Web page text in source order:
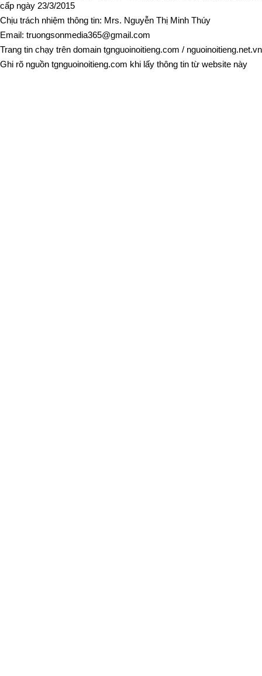
cấp ngày 23/3/2015
Chịu trách nhiệm thông tin: Mrs. Nguyễn Thị Minh Thúy
Email: truongsonmedia365@gmail.com
Trang tin chạy trên domain tgnguoinoitieng.com / nguoinoitieng.net.vn
Ghi rõ nguồn tgnguoinoitieng.com khi lấy thông tin từ website này